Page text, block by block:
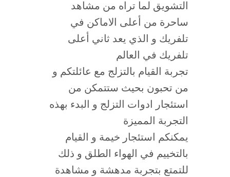
التشويق لما تراه من مشاهد
ساحرة من أعلى الاماكن في
تلفريك و الذي يعد ثاني أعلى
تلفريك في العالم
تجربة القيام بالتزلج مع عائلتكم و
من تحبون بحيث ستتمكن من
استئجار ادوات التزلج و البدء بهذه
التجربة المميزة
يمكنكم استئجار خيمة و القيام
بالتخييم في الهواء الطلق و ذلك
للتمتع بتجربة مدهشة و مشاهدة